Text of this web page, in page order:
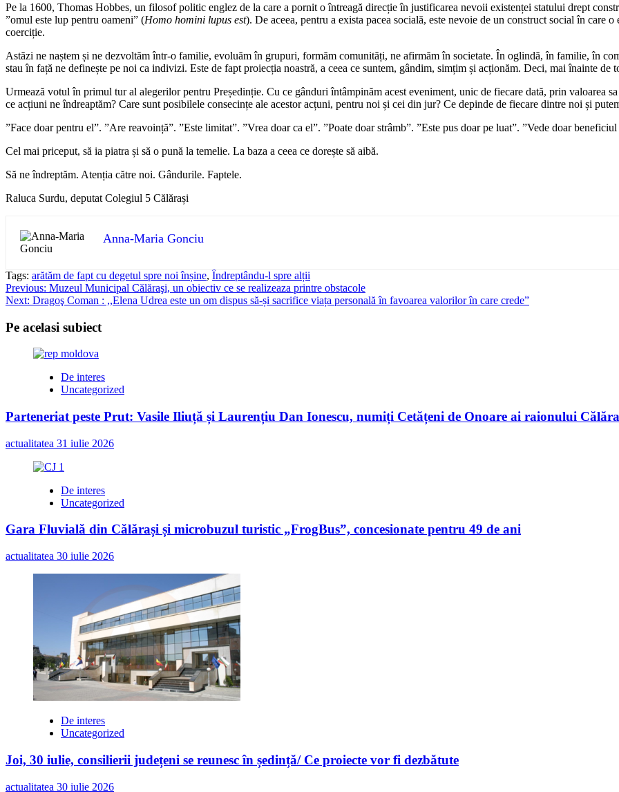
Pe la 1600, Thomas Hobbes, un filosof politic englez de la care a pornit o întreagă direcție în justificarea nevoii existenței statului drept
”omul este lup pentru oameni” (Homo homini lupus est). De aceea, pentru a exista pacea socială, este nevoie de un construct social în care
coerciție.
Astăzi ne naștem și ne dezvoltăm într-o familie, evoluăm în grupuri, formăm comunități, ne afirmăm în societate. În oglindă, în familie, în
stau în față ne definește pe noi ca indivizi. Este de fapt proiecția noastră, a ceea ce suntem, gândim, simțim și acționăm. Deci, mai înainte de
Urmează votul în primul tur al alegerilor pentru Președinție. Cu ce gânduri întâmpinăm acest eveniment, unic de fiecare dată, prin valoarea
ce acțiuni ne îndreaptăm? Care sunt posibilele consecințe ale acestor acțuni, pentru noi și cei din jur? Ce depinde de fiecare dintre noi și
”Face doar pentru el”. ”Are reavoință”. ”Este limitat”. ”Vrea doar ca el”. ”Poate doar strâmb”. ”Este pus doar pe luat”. ”Vede doar
Cel mai priceput, să ia piatra și să o pună la temelie. La baza a ceea ce dorește să aibă.
Să ne îndreptăm. Atenția către noi. Gândurile. Faptele.
Raluca Surdu, deputat Colegiul 5 Călărași
Anna-Maria Gonciu
Tags: arătăm de fapt cu degetul spre noi înșine, Îndreptându-l spre alții
Post
navigation
Previous: Muzeul Municipal Călăraşi, un obiectiv ce se realizeaza printre obstacole
Next: Dragoş Coman : ,,Elena Udrea este un om dispus să-și sacrifice viața personală în favoarea valorilor în care crede”
Pe acelasi subiect
De interes
Uncategorized
Parteneriat peste Prut: Vasile Iliuță și Laurențiu Dan Ionescu, numiți Cetățeni de Onoare ai raionului
actualitatea 31 iulie 2026
De interes
Uncategorized
Gara Fluvială din Călărași și microbuzul turistic „FrogBus”, concesionate pentru 49 de ani
actualitatea 30 iulie 2026
De interes
Uncategorized
Joi, 30 iulie, consilierii județeni se reunesc în ședință/ Ce proiecte vor fi dezbătute
actualitatea 30 iulie 2026